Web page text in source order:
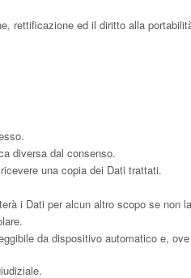
rettificazione ed il diritto alla
diversa dal consenso.
una copia dei Dati trattati.
i Dati per alcun altro scopo se non
da dispositivo automatico e,